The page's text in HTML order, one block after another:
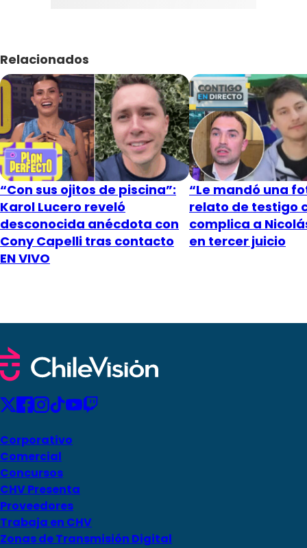
Relacionados
“Con sus ojitos de piscina”:
Karol Lucero reveló
desconocida anécdota con
Cony Capelli tras contacto
EN VIVO
“Le mandó una
relato de testigo
complica a
en tercer juicio
Corporativo
Comercial
Concursos
CHV Presenta
Proveedores
Trabaja en CHV
Zonas de Transmisión Digital